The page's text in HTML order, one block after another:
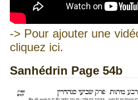
-> Pour ajouter une
cliquez ici.
Sanhédrin Page 54b